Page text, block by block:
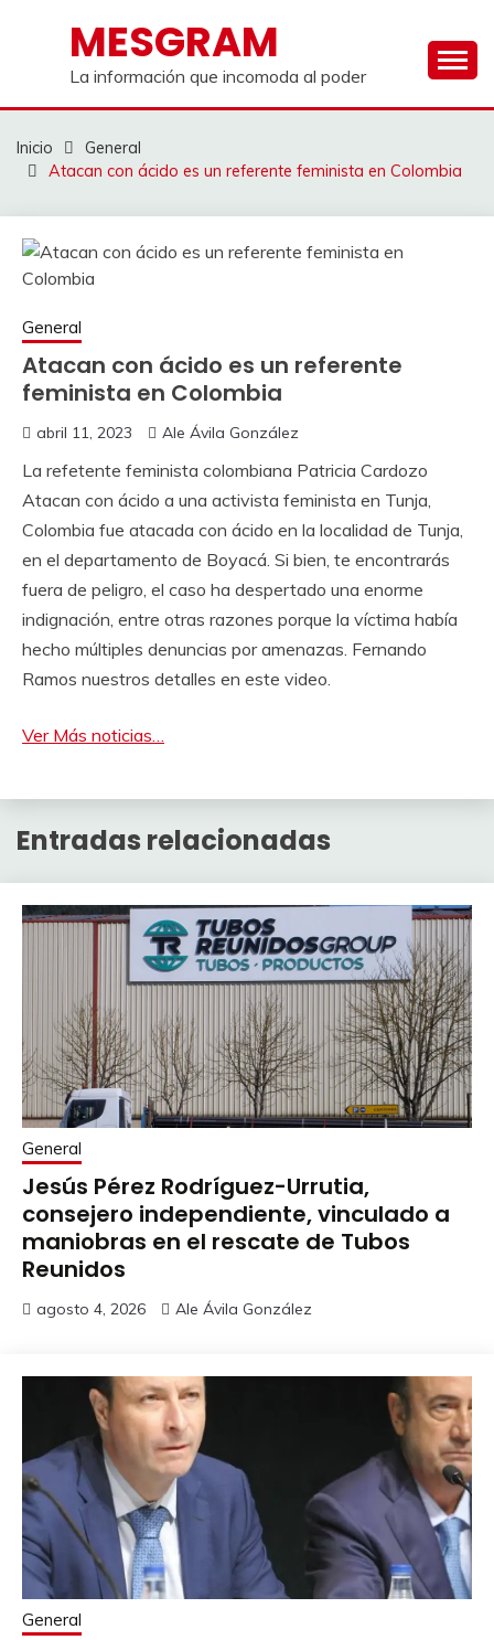
contenidoMESGRAM
La información que incomoda al poder
Inicio
General
Atacan con ácido es un referente feminista en Colombia
General
Atacan con ácido es un referente
feminista en Colombia
abril 11, 2023 Ale Ávila González
La refetente feminista colombiana Patricia Cardozo
Atacan con ácido a una activista feminista en Tunja,
Colombia fue atacada con ácido en la localidad de Tunja,
en el departamento de Boyacá. Si bien, te encontrarás
fuera de peligro, el caso ha despertado una enorme
indignación, entre otras razones porque la víctima había
hecho múltiples denuncias por amenazas. Fernando
Ramos nuestros detalles en este video.
Ver Más noticias…
Entradas relacionadas
General
Jesús Pérez Rodríguez-Urrutia,
consejero independiente, vinculado a
maniobras en el rescate de Tubos
Reunidos
agosto 4, 2026 Ale Ávila González
General